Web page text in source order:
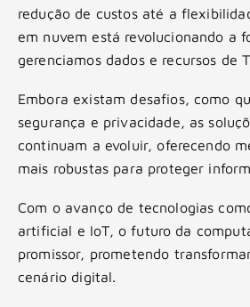
redução de custos até a
em nuvem está revolucionando a
gerenciamos dados e recursos de
Embora existam desafios, como
segurança e privacidade, as
continuam a evoluir, oferecendo
mais robustas para proteger
Com o avanço de tecnologias
artificial e IoT, o futuro da
promissor, prometendo
cenário digital.